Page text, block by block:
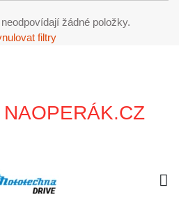
žádné položky.
filtry